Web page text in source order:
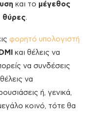
και το μέγεθος
θύρες.
φορητό υπολογιστή
και θέλεις να
να συνδέσεις
να
ή, γενικά,
κοινό, τότε θα